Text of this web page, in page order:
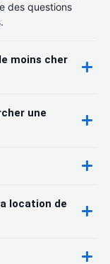
des questions
moins cher
une
location de